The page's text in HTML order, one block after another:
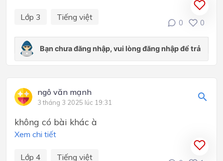
Lớp 3 Tiếng việt
0 0
ngô văn mạnh
3 tháng 3 2025 lúc 19:31
không có bài khác à
Xem chi tiết
Lớp 4 Tiếng việt